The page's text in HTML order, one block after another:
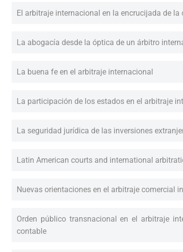
El arbitraje internacional en la encrucijada de la
La abogacía desde la óptica de un árbitro
La buena fe en el arbitraje internacional
La participación de los estados en el arbitraje
La seguridad jurídica de las inversiones
Latin American courts and international
Nuevas orientaciones en el arbitraje comercial
Orden público transnacional en el arbitraje
contable